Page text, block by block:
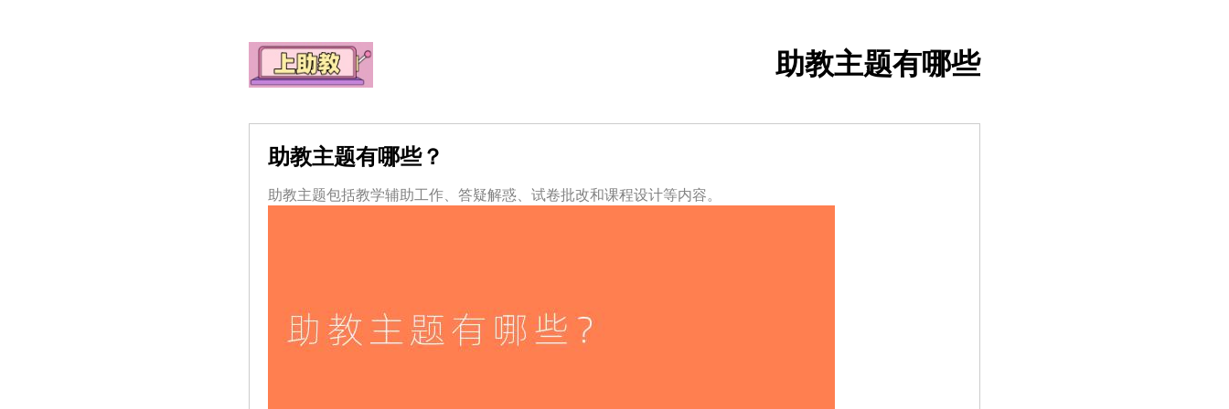
助教主题有哪些
助教主题有哪些？
助教主题包括教学辅助工作、答疑解惑、试卷批改和课程设计等内容。